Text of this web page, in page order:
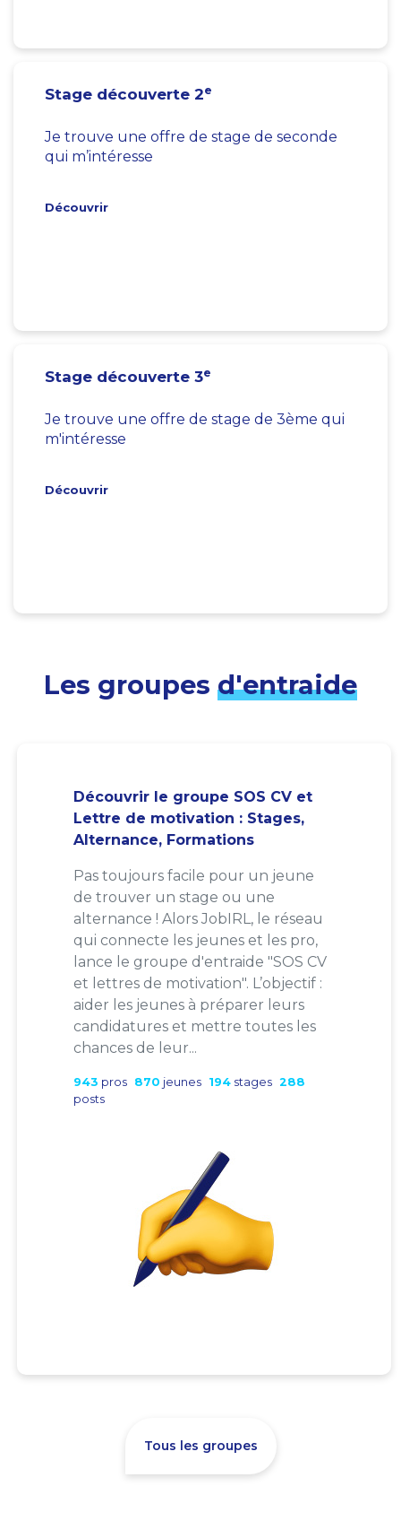
Stage découverte 2e
Je trouve une offre de stage de seconde
qui m’intéresse
Découvrir
Stage découverte 3e
Je trouve une offre de stage de 3ème qui
m'intéresse
Découvrir
Les groupes d'entraide
Découvrir le groupe SOS CV et
Lettre de motivation : Stages,
Alternance, Formations
Pas toujours facile pour un jeune
de trouver un stage ou une
alternance ! Alors JobIRL, le réseau
qui connecte les jeunes et les pro,
lance le groupe d'entraide "SOS CV
et lettres de motivation". L’objectif :
aider les jeunes à préparer leurs
candidatures et mettre toutes les
chances de leur...
943 pros 870 jeunes 194 stages 288
posts
Tous les groupes